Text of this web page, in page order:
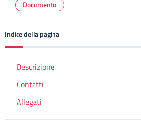
Documento
Indice della pagina
Descrizione
Contatti
Allegati